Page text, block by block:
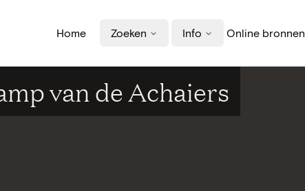
Home Zoeken Info Online bronnen
van de Achaiers